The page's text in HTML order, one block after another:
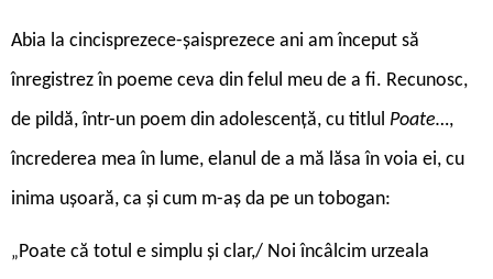
Abia la cincisprezece-șaisprezece ani am început să
înregistrez în poeme ceva din felul meu de a fi. Recunosc,
de pildă, într-un poem din adolescență, cu titlul Poate…,
încrederea mea în lume, elanul de a mă lăsa în voia ei, cu
inima ușoară, ca și cum m-aș da pe un tobogan:
„Poate că totul e simplu și clar,/ Noi încâlcim urzeala